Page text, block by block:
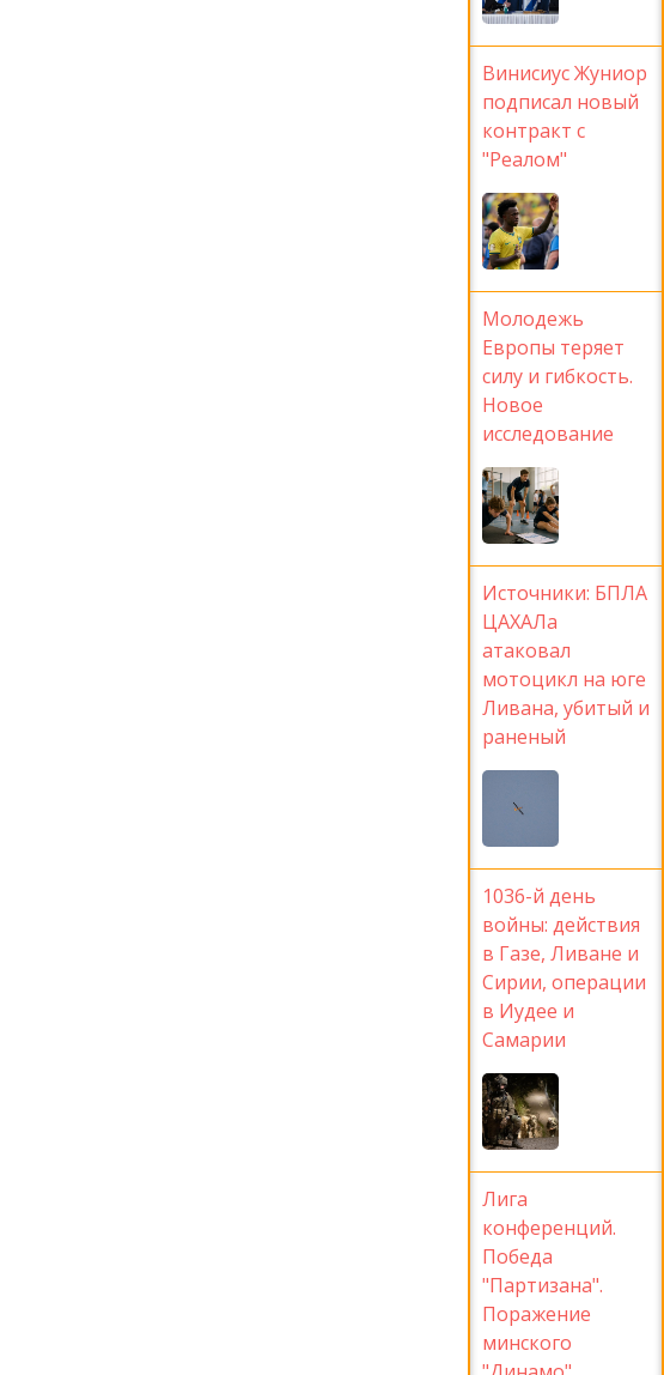
Винисиус Жуниор
подписал новый
контракт с
"Реалом"
Молодежь
Европы теряет
силу и гибкость.
Новое
исследование
Источники: БПЛА
ЦАХАЛа
атаковал
мотоцикл на юге
Ливана, убитый и
раненый
1036-й день
войны: действия
в Газе, Ливане и
Сирии, операции
в Иудее и
Самарии
Лига
конференций.
Победа
"Партизана".
Поражение
минского